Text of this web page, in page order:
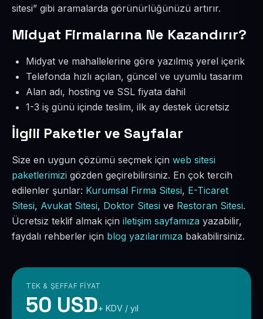
sitesi” gibi aramalarda görünürlüğünüzü artırır.
Midyat Firmalarına Ne Kazandırır?
Midyat ve mahallelerine göre yazılmış yerel içerik
Telefonda hızlı açılan, güncel ve uyumlu tasarım
Alan adı, hosting ve SSL fiyata dahil
1-3 iş günü içinde teslim, ilk ay destek ücretsiz
İlgili Paketler ve Sayfalar
Size en uygun çözümü seçmek için web sitesi
paketlerimizi gözden geçirebilirsiniz. En çok tercih
edilenler şunlar: Kurumsal Firma Sitesi, E-Ticaret
Sitesi, Avukat Sitesi, Doktor Sitesi ve Restoran Sitesi.
Ücretsiz teklif almak için iletişim sayfamıza yazabilir,
faydalı rehberler için blog yazılarımıza bakabilirsiniz.
TEK & ŞEFFAF FIYAT
50 USD+ KDV / yıl